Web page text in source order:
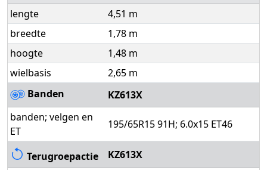
lengte
4,51 m
breedte
1,78 m
hoogte
1,48 m
wielbasis
2,65 m
Banden
KZ613X
banden; velgen en
ET
195/65R15 91H; 6.0x15 ET46
Terugroepactie
KZ613X